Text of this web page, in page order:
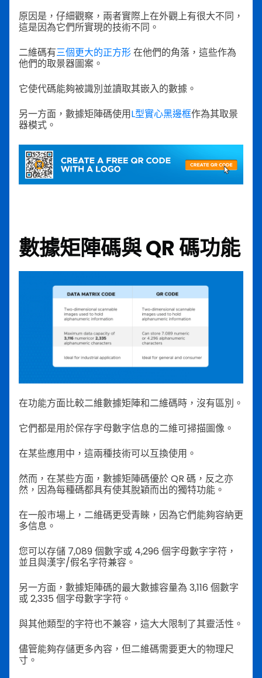
原因是，仔細觀察，兩者實際上在外觀上有很大不同，
這是因為它們所實現的技術不同。
二維碼有三個更大的正方形在他們的角落，這些作為
他們的取景器圖案。
它使代碼能夠被識別並讀取其嵌入的數據。
另一方面，數據矩陣碼使用L型實心黑邊框作為其取景
器模式。
數據矩陣碼與 QR 碼功能
在功能方面比較二維數據矩陣和二維碼時，沒有區別。
它們都是用於保存字母數字信息的二維可掃描圖像。
在某些應用中，這兩種技術可以互換使用。
然而，在某些方面，數據矩陣碼優於 QR 碼，反之亦
然，因為每種碼都具有使其脫穎而出的獨特功能。
在一般市場上，二維碼更受青睞，因為它們能夠容納更
多信息。
您可以存儲 7,089 個數字或 4,296 個字母數字字符，
並且與漢字/假名字符兼容。
另一方面，數據矩陣碼的最大數據容量為 3,116 個數字
或 2,335 個字母數字字符。
與其他類型的字符也不兼容，這大大限制了其靈活性。
儘管能夠存儲更多內容，但二維碼需要更大的物理尺
寸。